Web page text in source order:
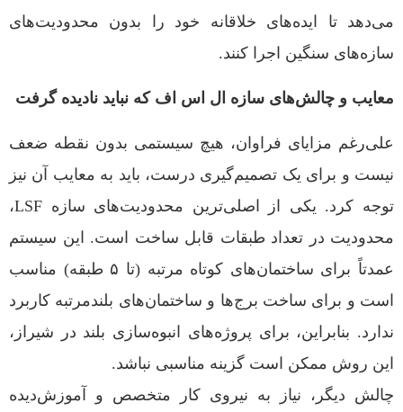
می‌دهد تا ایده‌های خلاقانه خود را بدون محدودیت‌های
سازه‌های سنگین اجرا کنند.
معایب و چالش‌های سازه ال اس اف که نباید نادیده گرفت
علی‌رغم مزایای فراوان، هیچ سیستمی بدون نقطه ضعف
نیست و برای یک تصمیم‌گیری درست، باید به معایب آن نیز
توجه کرد. یکی از اصلی‌ترین محدودیت‌های سازه LSF،
محدودیت در تعداد طبقات قابل ساخت است. این سیستم
عمدتاً برای ساختمان‌های کوتاه مرتبه (تا ۵ طبقه) مناسب
است و برای ساخت برج‌ها و ساختمان‌های بلندمرتبه کاربرد
ندارد. بنابراین، برای پروژه‌های انبوه‌سازی بلند در شیراز،
این روش ممکن است گزینه مناسبی نباشد.
چالش دیگر، نیاز به نیروی کار متخصص و آموزش‌دیده